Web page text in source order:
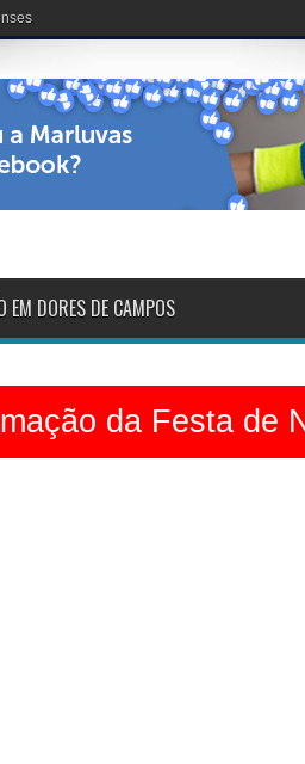
vida
EM DORES DE CAMPOS
da Festa de